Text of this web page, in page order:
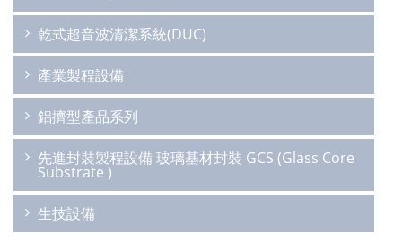
乾式超音波清潔系統(DUC)
產業製程設備
鋁擠型產品系列
先進封裝製程設備 玻璃基材封裝 GCS (Glass Core
Substrate )
生技設備